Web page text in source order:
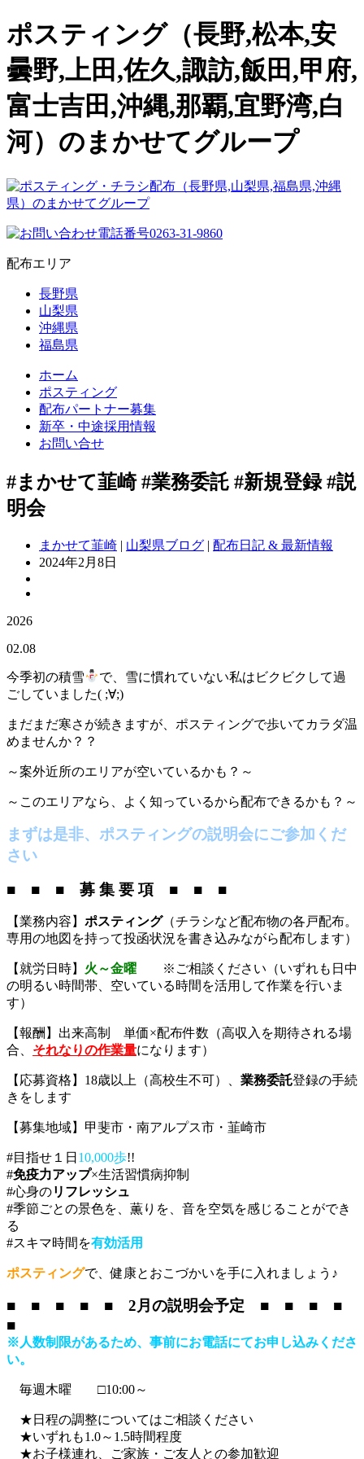
ポスティング（長野,松本,安
曇野,上田,佐久,諏訪,飯田,甲府,
富士吉田,沖縄,那覇,宜野湾,白
河）のまかせてグループ
配布エリア
長野県
山梨県
沖縄県
福島県
ホーム
ポスティング
配布パートナー募集
新卒・中途採用情報
お問い合せ
#まかせて韮崎 #業務委託 #新規登録 #説
明会
まかせて韮崎 | 山梨県ブログ | 配布日記 & 最新情報
2024年2月8日
2026
02.08
今季初の積雪
で、雪に慣れていない私はビクビクして過
ごしていました( ;∀;)
まだまだ寒さが続きますが、ポスティングで歩いてカラダ温
めませんか？？
～案外近所のエリアが空いているかも？～
～このエリアなら、よく知っているから配布できるかも？～
まずは是非、ポスティングの説明会にご参加くだ
さい
■ ■ ■ 募 集 要 項 ■ ■ ■
【業務内容】 ポスティング（チラシなど配布物の各戸配布。
専用の地図を持って投函状況を書き込みながら配布します）
【就労日時】 火～金曜
※ご相談ください（いずれも日中
の明るい時間帯、空いている時間を活用して作業を行いま
す）
【報酬】出来高制 単価×配布件数（高収入を期待される場
合、 それなりの作業量になります）
【応募資格】18歳以上（高校生不可）、 業務委託登録の手続
きをします
【募集地域】甲斐市・南アルプス市・韮崎市
#目指せ１日 10,000歩!!
#免疫力アップ×生活習慣病抑制
#心身のリフレッシュ
#季節ごとの景色を、薫りを、音を空気を感じることができ
る
#スキマ時間を有効活用
ポスティングで、健康とおこづかいを手に入れましょう♪
■ ■ ■ ■ ■ 2月の説明会予定 ■ ■ ■ ■
■
※人数制限があるため、事前にお電話にてお申し込みくださ
い。
毎週木曜 □10:00～
★日程の調整についてはご相談ください
★いずれも1.0～1.5時間程度
★お子様連れ、ご家族・ご友人との参加歓迎